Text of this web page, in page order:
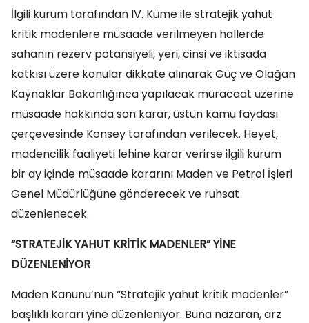
İlgili kurum tarafından IV. Küme ile stratejik yahut
kritik madenlere müsaade verilmeyen hallerde
sahanın rezerv potansiyeli, yeri, cinsi ve iktisada
katkısı üzere konular dikkate alınarak Güç ve Olağan
Kaynaklar Bakanlığınca yapılacak müracaat üzerine
müsaade hakkında son karar, üstün kamu faydası
çerçevesinde Konsey tarafından verilecek. Heyet,
madencilik faaliyeti lehine karar verirse ilgili kurum
bir ay içinde müsaade kararını Maden ve Petrol İşleri
Genel Müdürlüğüne gönderecek ve ruhsat
düzenlenecek.
“STRATEJİK YAHUT KRİTİK MADENLER” YİNE
DÜZENLENİYOR
Maden Kanunu’nun “Stratejik yahut kritik madenler”
başlıklı kararı yine düzenleniyor. Buna nazaran, arz